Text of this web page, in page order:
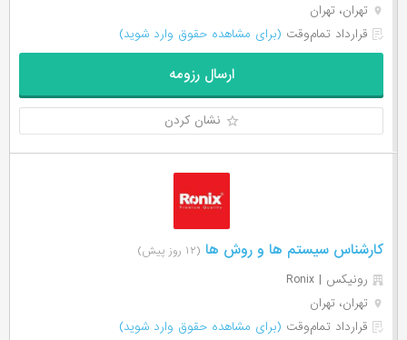
تهران، تهران
قرارداد تمام‌وقت (برای مشاهده حقوق وارد شوید)
ارسال رزومه
نشان کردن
کارشناس سیستم ها و روش ها (۱۲ روز پیش)
رونیکس | Ronix
تهران، تهران
قرارداد تمام‌وقت (برای مشاهده حقوق وارد شوید)